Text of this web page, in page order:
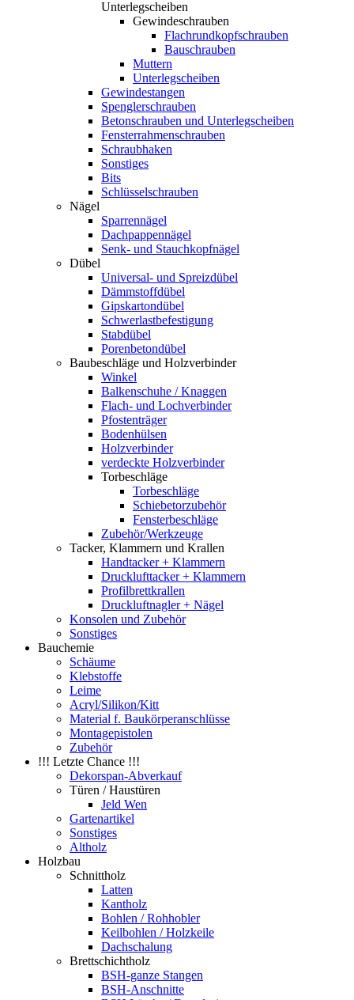
Unterlegscheiben
Gewindeschrauben
Flachrundkopfschrauben
Bauschrauben
Muttern
Unterlegscheiben
Gewindestangen
Spenglerschrauben
Betonschrauben und Unterlegscheiben
Fensterrahmenschrauben
Schraubhaken
Sonstiges
Bits
Schlüsselschrauben
Nägel
Sparrennägel
Dachpappennägel
Senk- und Stauchkopfnägel
Dübel
Universal- und Spreizdübel
Dämmstoffdübel
Gipskartondübel
Schwerlastbefestigung
Stabdübel
Porenbetondübel
Baubeschläge und Holzverbinder
Winkel
Balkenschuhe / Knaggen
Flach- und Lochverbinder
Pfostenträger
Bodenhülsen
Holzverbinder
verdeckte Holzverbinder
Torbeschläge
Torbeschläge
Schiebetorzubehör
Fensterbeschläge
Zubehör/Werkzeuge
Tacker, Klammern und Krallen
Handtacker + Klammern
Drucklufttacker + Klammern
Profilbrettkrallen
Druckluftnagler + Nägel
Konsolen und Zubehör
Sonstiges
Bauchemie
Schäume
Klebstoffe
Leime
Acryl/Silikon/Kitt
Material f. Baukörperanschlüsse
Montagepistolen
Zubehör
!!! Letzte Chance !!!
Dekorspan-Abverkauf
Türen / Haustüren
Jeld Wen
Gartenartikel
Sonstiges
Altholz
Holzbau
Schnittholz
Latten
Kantholz
Bohlen / Rohhobler
Keilbohlen / Holzkeile
Dachschalung
Brettschichtholz
BSH-ganze Stangen
BSH-Anschnitte